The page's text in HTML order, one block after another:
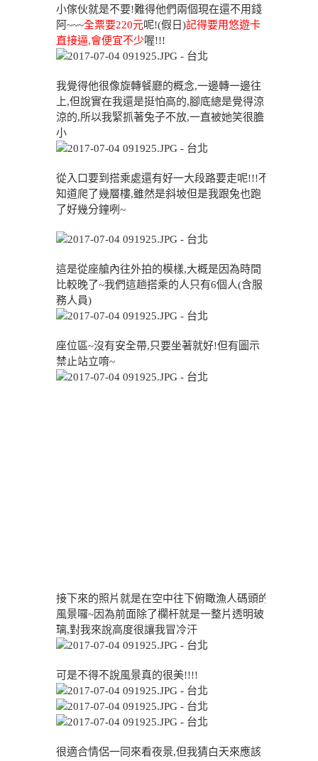
小傢伙就是不要!難得他們兩個現在還不用錢
阿~~~全票要220元呢!(假日)記得要用悠遊卡
直接逼,會便宜不少喔!!!
我覺得他很像旋轉餐廳的概念,一邊轉一邊往
上,但說實在我還是挺怕高的,腳底總是覺得涼
涼的,所以我緊抓著兔子不放,一直被她笑很膽
小
從入口要到搭乘處還有好一大段路要走呢!!!不
知道爬了幾層樓,雖然是斜坡但是我跟兔也跑
了好幾分鐘咧~
這是從座艙內往外拍的模樣,大概是因為時間
比較晚了~我們這趟搭乘的人只有6個人(含服
務人員)
座位區~沒有安全帶,只要坐著就好!但有圖示
禁止站立唷~
接下來的照片就是在空中往下俯瞰漁人碼頭的
風景囉~因為前面除了欄杆就是一整片透明玻
璃,對我來說高度很讓我冒冷汗
可是不得不說風景真的很美!!!!
很適合情侶一同來看夜景,但我猜白天來應該